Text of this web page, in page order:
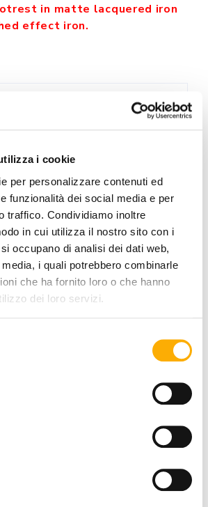
i cookie
per personalizzare contenuti ed
funzionalità dei social media e per
traffico. Condividiamo inoltre
in cui utilizza il nostro sito con i
occupano di analisi dei dati web,
i quali potrebbero combinarle
che ha fornito loro o che hanno
dei loro servizi.
in matte lacquered iron
effect iron.